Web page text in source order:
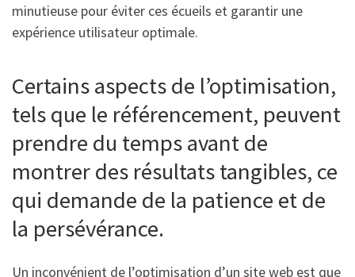
minutieuse pour éviter ces écueils et garantir une
expérience utilisateur optimale.
Certains aspects de l’optimisation,
tels que le référencement, peuvent
prendre du temps avant de
montrer des résultats tangibles, ce
qui demande de la patience et de
la persévérance.
Un inconvénient de l’optimisation d’un site web est que